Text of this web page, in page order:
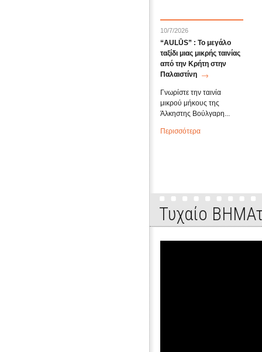
10/7/2026
“AULŪS” : Το μεγάλο
ταξίδι μιας μικρής ταινίας
από την Κρήτη στην
Παλαιστίνη
Γνωρίστε την ταινία
μικρού μήκους της
Άλκηστης Βούλγαρη...
Περισσότερα
Τυχαίο